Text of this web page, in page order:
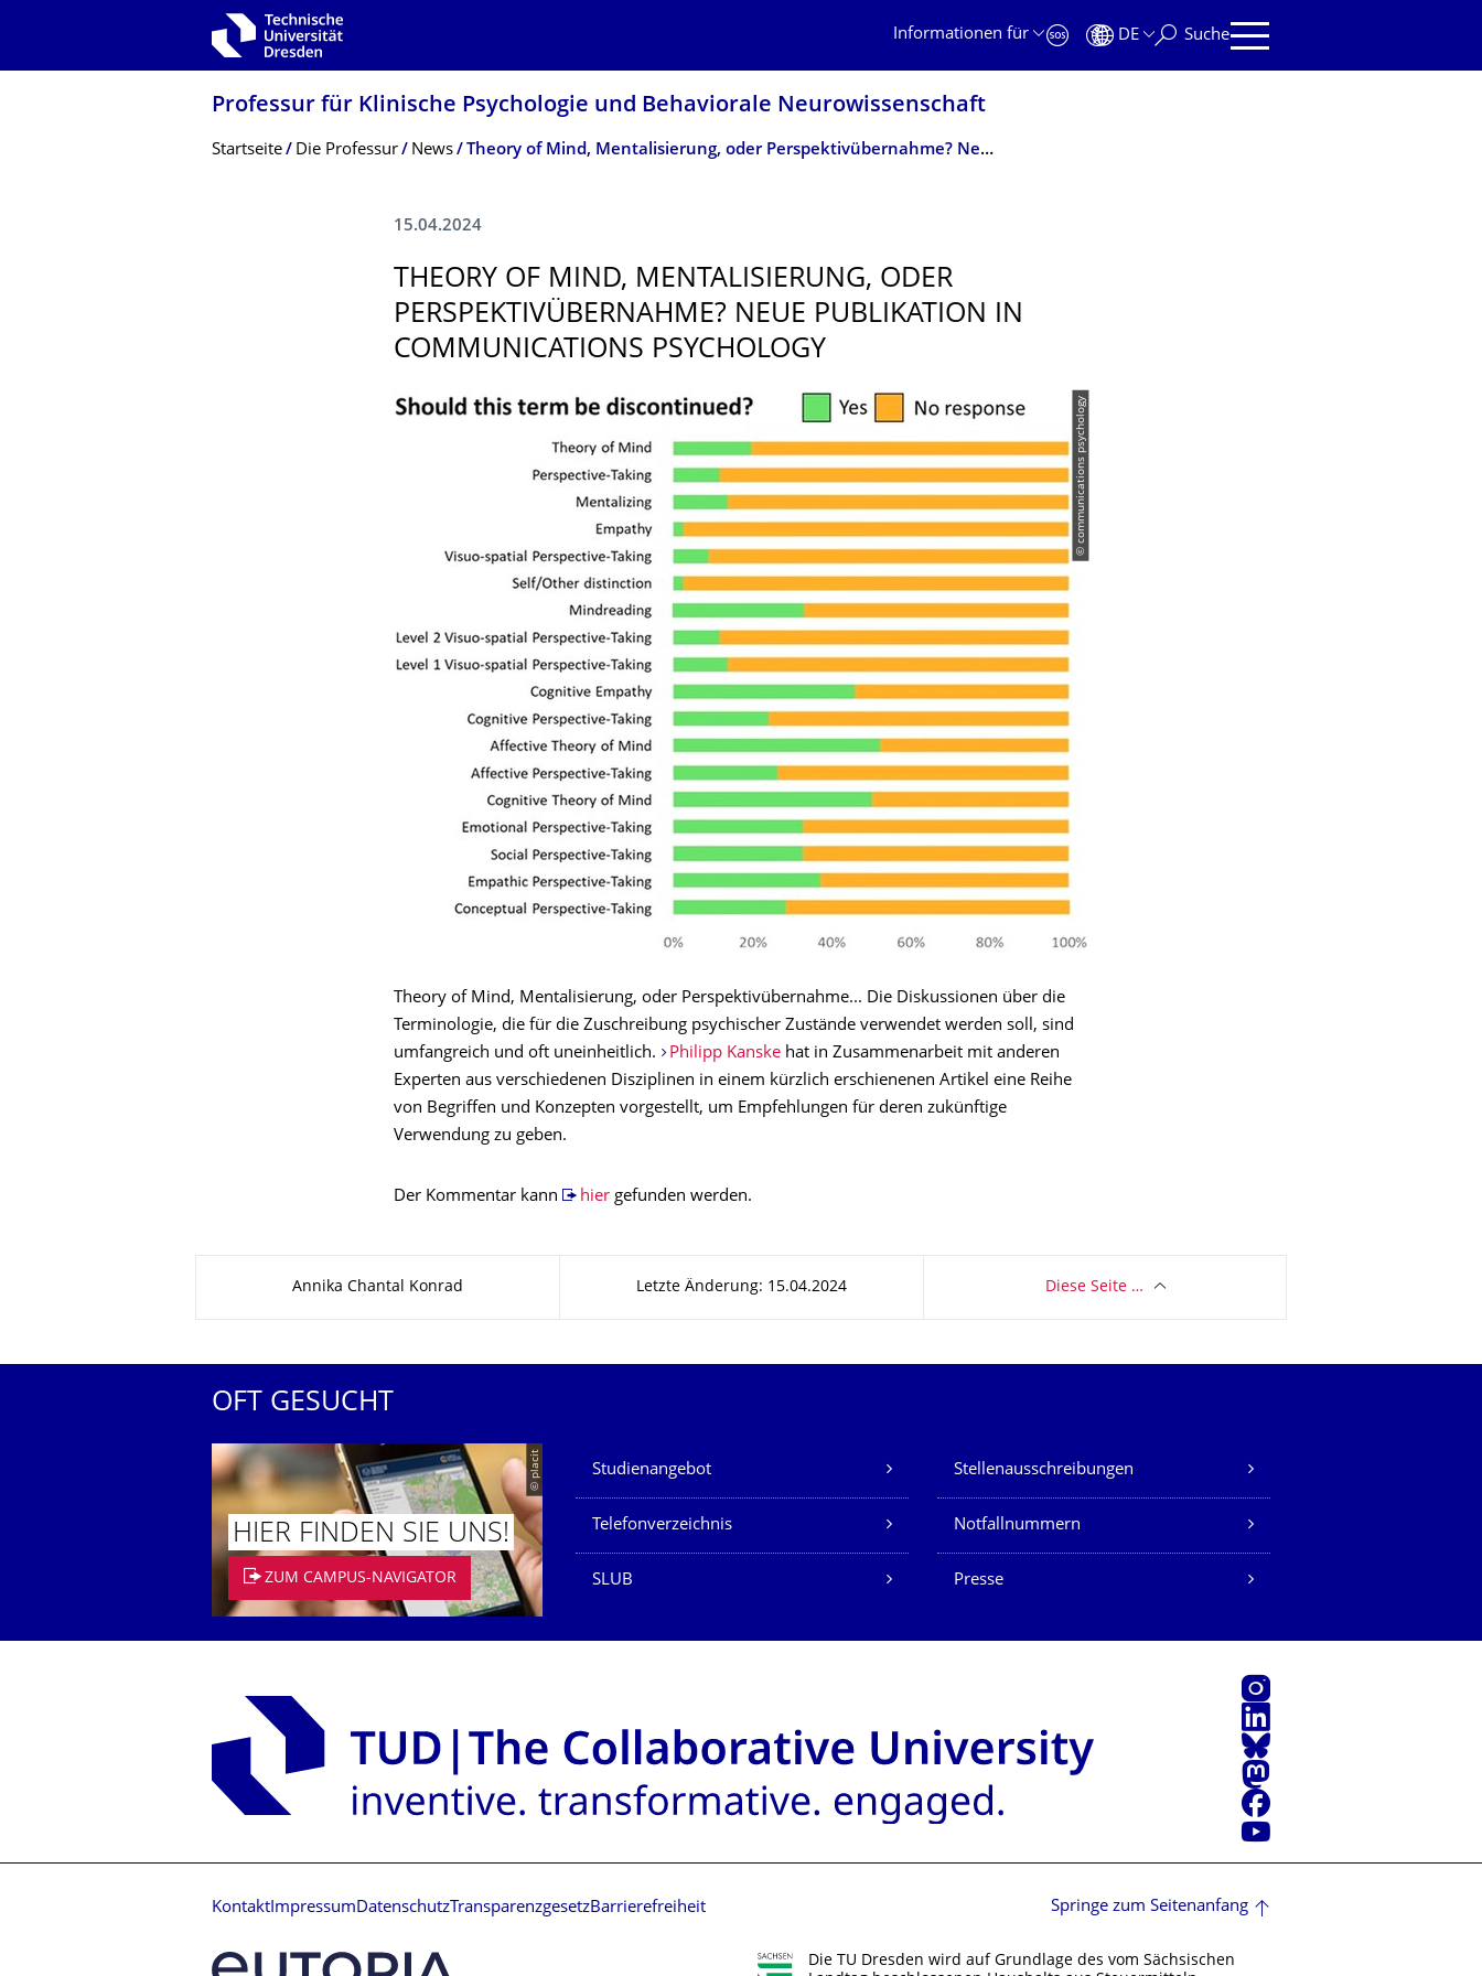
Zur Hauptnavigation springen
Informationen für
DE Suche
Professur für Klinische Psychologie und Behaviorale Neurowissenschaft
Breadcrumb-Menü
Startseite Die Professur News Theory of Mind, Mentalisierung, oder Perspektivübernahme? Neue Publikation in Communications Psychology
15.04.2024
THEORY OF MIND, MENTALISIERUNG, ODER
PERSPEKTIVÜBER­NAHME? NEUE PUBLIKATION IN
COMMUNICATIONS PSYCHOLOGY
© communications psychology
Theory of Mind, Mentalisierung, oder Perspektivübernahme... Die Diskussionen über die
Terminologie, die für die Zuschreibung psychischer Zustände verwendet werden soll, sind
umfangreich und oft uneinheitlich.
Philipp Kanskehat in Zusammenarbeit mit anderen
Experten aus verschiedenen Disziplinen in einem kürzlich erschienenen Artikel eine Reihe
von Begriffen und Konzepten vorgestellt, um Empfehlungen für deren zukünftige
Verwendung zu geben.
Der Kommentar kann hiergefunden werden.
Annika Chantal Konrad Letzte Änderung: 15.04.2024 Diese Seite …
OFT GESUCHT
© placit
HIER FINDEN SIE UNS!
ZUM CAMPUS-NAVIGATOR
Unsere Dienste
Studienangebot Stellenausschreibungen
Telefonverzeichnis Notfallnummern
SLUB Presse
Instagram
LinkedIn
Bluesky
Mastodon
Facebook
Youtube
Kontakt Impressum DatenschutzTransparenzgesetzBarrierefreiheit Springe zum Seitenanfang
Die TU Dresden wird auf Grundlage des vom Sächsischen